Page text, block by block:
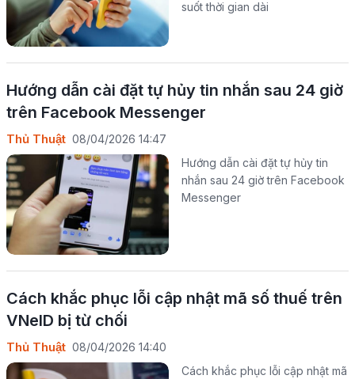
suốt thời gian dài
Hướng dẫn cài đặt tự hủy tin nhắn sau 24 giờ
trên Facebook Messenger
Thủ Thuật 08/04/2026 14:47
Hướng dẫn cài đặt tự hủy tin
nhắn sau 24 giờ trên Facebook
Messenger
Cách khắc phục lỗi cập nhật mã số thuế trên
VNeID bị từ chối
Thủ Thuật 08/04/2026 14:40
Cách khắc phục lỗi cập nhật mã